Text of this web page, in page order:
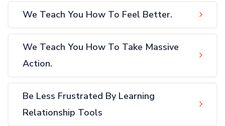
We Teach You How To Feel Better.
We Teach You How To Take Massive
Action.
Be Less Frustrated By Learning
Relationship Tools